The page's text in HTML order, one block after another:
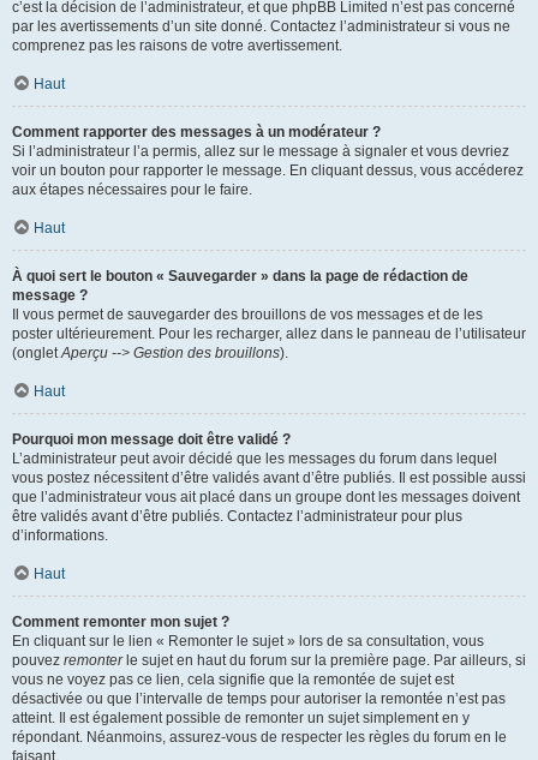
c’est la décision de l’administrateur, et que phpBB Limited n’est pas concerné
par les avertissements d’un site donné. Contactez l’administrateur si vous ne
comprenez pas les raisons de votre avertissement.
Haut
Comment rapporter des messages à un modérateur ?
Si l’administrateur l’a permis, allez sur le message à signaler et vous devriez
voir un bouton pour rapporter le message. En cliquant dessus, vous accéderez
aux étapes nécessaires pour le faire.
Haut
À quoi sert le bouton « Sauvegarder » dans la page de rédaction de
message ?
Il vous permet de sauvegarder des brouillons de vos messages et de les
poster ultérieurement. Pour les recharger, allez dans le panneau de l’utilisateur
(ongletAperçu --> Gestion des brouillons).
Haut
Pourquoi mon message doit être validé ?
L’administrateur peut avoir décidé que les messages du forum dans lequel
vous postez nécessitent d’être validés avant d’être publiés. Il est possible aussi
que l’administrateur vous ait placé dans un groupe dont les messages doivent
être validés avant d’être publiés. Contactez l’administrateur pour plus
d’informations.
Haut
Comment remonter mon sujet ?
En cliquant sur le lien « Remonter le sujet » lors de sa consultation, vous
pouvez remonterle sujet en haut du forum sur la première page. Par ailleurs, si
vous ne voyez pas ce lien, cela signifie que la remontée de sujet est
désactivée ou que l’intervalle de temps pour autoriser la remontée n’est pas
atteint. Il est également possible de remonter un sujet simplement en y
répondant. Néanmoins, assurez-vous de respecter les règles du forum en le
faisant.